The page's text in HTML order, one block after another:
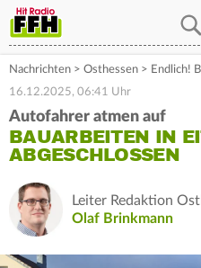
Nachrichten > Osthessen > Endlich!
16.12.2025, 06:41 Uhr
Autofahrer atmen auf
BAUARBEITEN IN
ABGESCHLOSSEN
Leiter Redaktion
Olaf Brinkmann